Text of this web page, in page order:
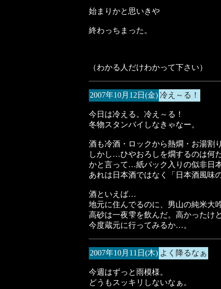
始まりかと思いきや
終わっちまった。
（わかる人だけわかって下さい）
2007年10月12日(金) 冷え～る！
今日は冷える。冷え～る！
冬物スタンバイしなきゃなー。
酒も冷酒・ロックから熱燗・お湯割
しかし…ひやおろしを燗するのは何
かと言って…紙パック入りの似非日
あれは日本酒ではなく「日本酒風味
酒といえば…
地元に住んでるのに、男山の純米大
高砂は一夜雫を飲んだ。高かったけ
今度蔵元に行ってみるか…。
2007年10月11日(木) よく降るなぁ
今週はずっと雨模様。
どうもスッキリしないなぁ。